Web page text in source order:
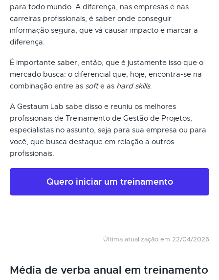
para todo mundo. A diferença, nas empresas e nas
carreiras profissionais, é saber onde conseguir
informação segura, que vá causar impacto e marcar a
diferença.
É importante saber, então, que é justamente isso que o
mercado busca: o diferencial que, hoje, encontra-se na
combinação entre as softe as hard skills.
A Gestaum Lab sabe disso e reuniu os melhores
profissionais de Treinamento de Gestão de Projetos,
especialistas no assunto, seja para sua empresa ou para
você, que busca destaque em relação a outros
profissionais.
Quero iniciar um treinamento
Última atualização em 22/04/2026
Média de verba anual em treinamento